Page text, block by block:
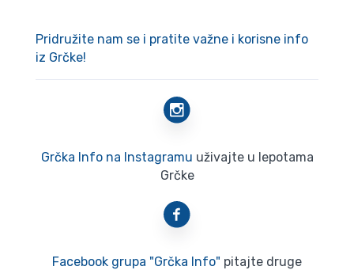
Pridružite nam se i pratite važne i korisne info
iz Grčke!
Grčka Info na Instagramu uživajte u lepotama
Grčke
Facebook grupa "Grčka Info" pitajte druge